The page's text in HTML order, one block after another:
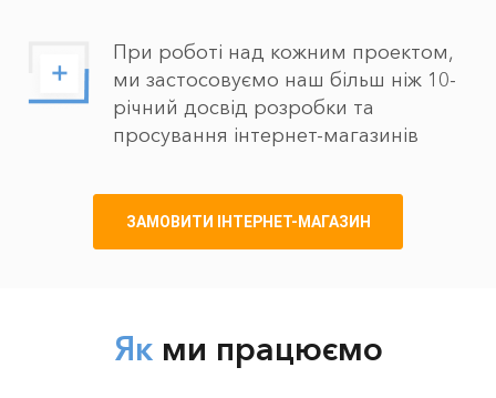
При роботі над кожним проектом,
ми застосовуємо наш більш ніж 10-
річний досвід розробки та
просування інтернет-магазинів
ЗАМОВИТИ ІНТЕРНЕТ-МАГАЗИН
Якми працюємо